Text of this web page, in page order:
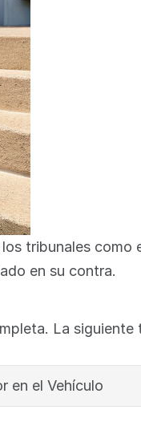
tribunales como
en su contra.
La siguiente
en el Vehículo